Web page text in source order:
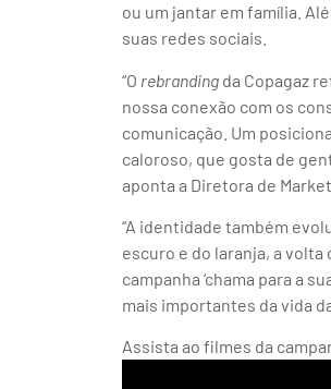
ou um jantar em família.
suas redes sociais.
“O rebranding da Copagaz
nossa conexão com os
comunicação. Um
caloroso, que gosta de
aponta a Diretora de
“A identidade também
escuro e do laranja, a
campanha ‘chama para a
mais importantes da vida
Assista ao filmes da